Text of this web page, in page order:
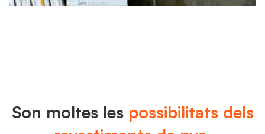
Son moltes les possibilitats dels